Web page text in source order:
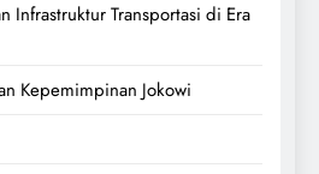
Infrastruktur Transportasi di Era
Kepemimpinan Jokowi